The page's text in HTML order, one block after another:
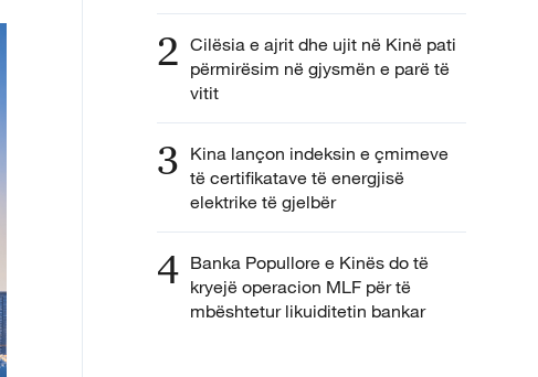
2 Cilësia e ajrit dhe ujit në Kinë pati
përmirësim në gjysmën e parë të
vitit
3 Kina lançon indeksin e çmimeve
të certifikatave të energjisë
elektrike të gjelbër
4 Banka Popullore e Kinës do të
kryejë operacion MLF për të
mbështetur likuiditetin bankar